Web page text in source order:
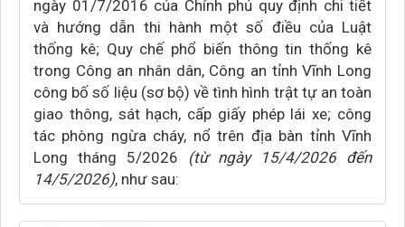
ngày 01/7/2016 của Chính phủ quy định chi tiết
và hướng dẫn thi hành một số điều của Luật
thống kê; Quy chế phổ biến thông tin thống kê
trong Công an nhân dân, Công an tỉnh Vĩnh Long
công bố số liệu (sơ bộ) về tình hình trật tự an toàn
giao thông, sát hạch, cấp giấy phép lái xe; công
tác phòng ngừa cháy, nổ trên địa bàn tỉnh Vĩnh
Long tháng 5/2026
(từ ngày 15/4/2026 đến
14/5/2026), như sau: